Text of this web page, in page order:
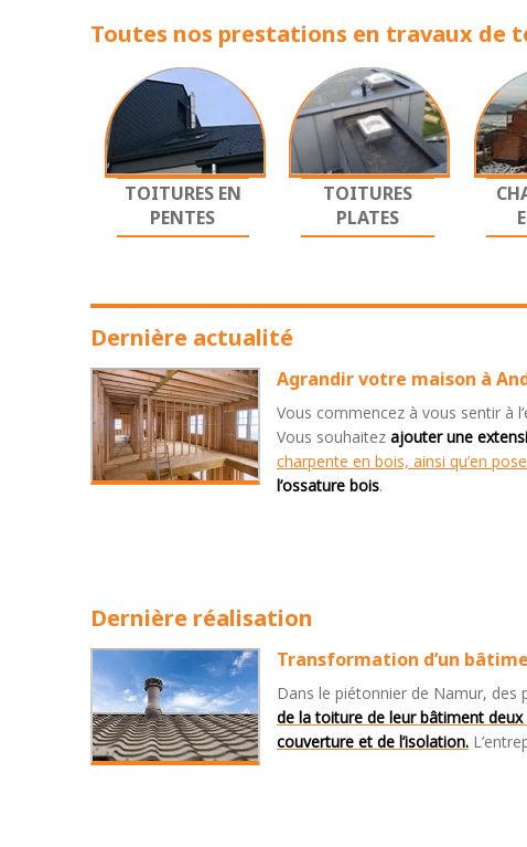
Toutes nos prestations en travaux de
TOITURES EN
PENTES
TOITURES
PLATES
Dernière actualité
Agrandir votre maison à
Vous commencez à vous sentir à
Vous souhaitez ajouter une
charpente en bois, ainsi qu’en
l’ossature bois.
Dernière réalisation
Transformation d’un
Dans le piétonnier de Namur, des
de la toiture de leur bâtiment deux
couverture et de l’isolation.